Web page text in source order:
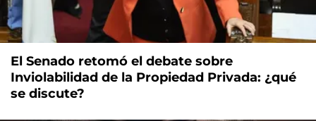
El Senado retomó el debate sobre
Inviolabilidad de la Propiedad Privada: ¿qué
se discute?